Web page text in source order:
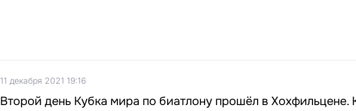
11 декабря 2021 19:16
Второй день Кубка мира по биатлону прошёл в Хохфильцене.